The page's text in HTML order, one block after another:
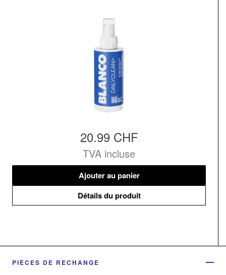
20.99 CHF
TVA incluse
Ajouter au panier
Détails du produit
PIÈCES DE RECHANGE